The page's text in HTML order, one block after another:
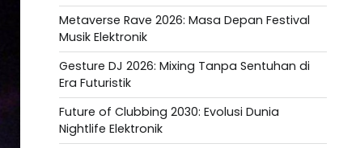
Metaverse Rave 2026: Masa Depan Festival
Musik Elektronik
Gesture DJ 2026: Mixing Tanpa Sentuhan di
Era Futuristik
Future of Clubbing 2030: Evolusi Dunia
Nightlife Elektronik